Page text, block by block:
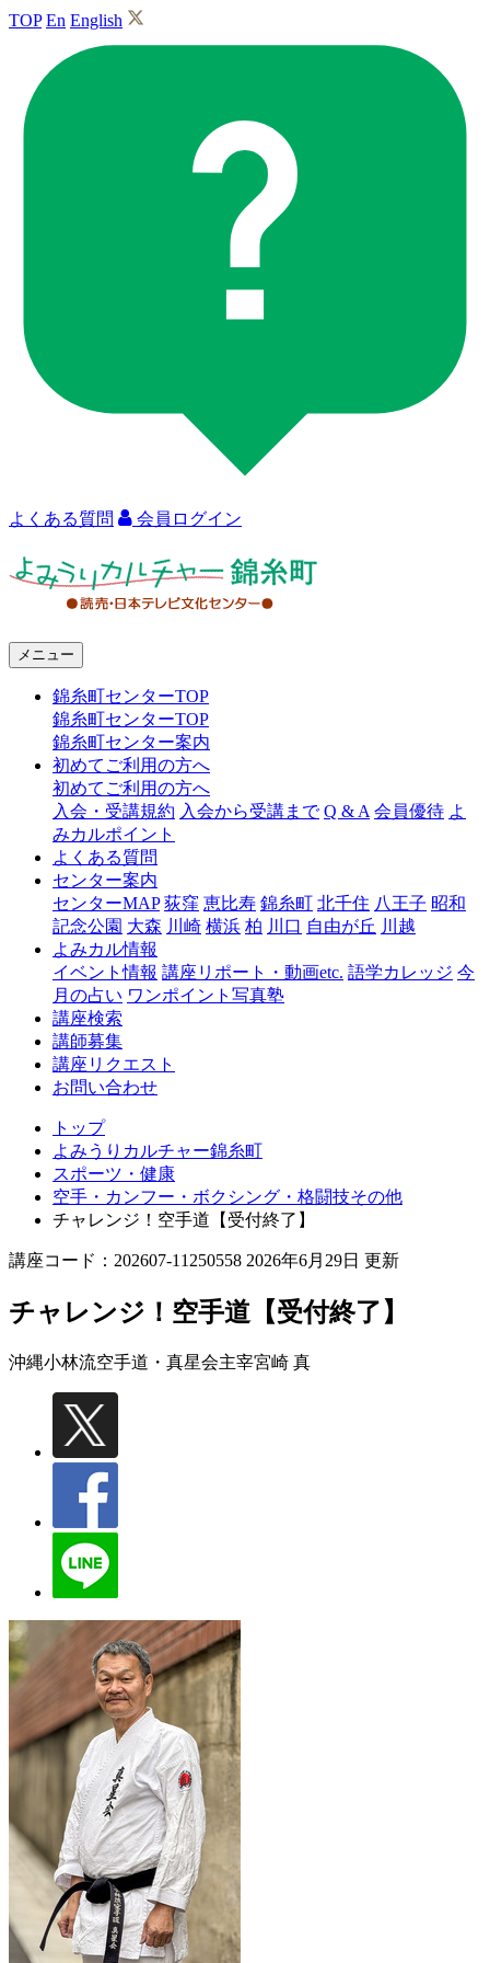
TOP En English
よくある質問 会員ログイン
ャ
糸
メニュー
錦糸町センターTOP
錦糸町センターTOP
錦糸町センター案内
初めてご利用の方へ
初めてご利用の方へ
入会・受講規約 入会から受講まで Q & A 会員優待 よ
みカルポイント
よくある質問
センター案内
センターMAP 荻窪 恵比寿 錦糸町 北千住 八王子 昭和
記念公園 大森 川崎 横浜 柏 川口 自由が丘 川越
よみカル情報
イベント情報 講座リポート・動画etc. 語学カレッジ 今
月の占い ワンポイント写真塾
講座検索
講師募集
講座リクエスト
お問い合わせ
トップ
よみうりカルチャー錦糸町
スポーツ・健康
空手・カンフー・ボクシング・格闘技その他
チャレンジ！空手道【受付終了】
講座コード：202607-11250558 2026年6月29日 更新
チャレンジ！空手道【受付終了】
沖縄小林流空手道・真星会主宰宮崎 真